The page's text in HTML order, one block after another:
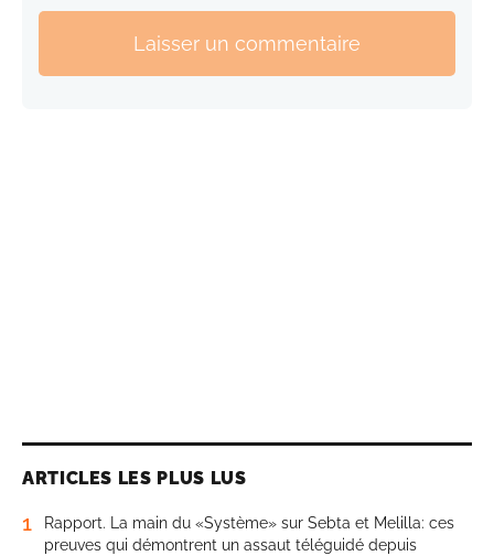
Laisser un commentaire
ARTICLES LES PLUS LUS
1
Rapport. La main du «Système» sur Sebta et Melilla: ces
preuves qui démontrent un assaut téléguidé depuis